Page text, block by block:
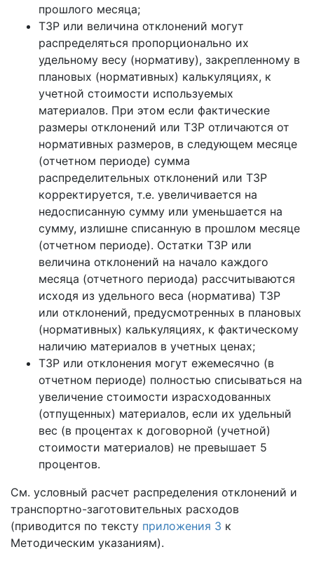
прошлого месяца;
ТЗР или величина отклонений могут
распределяться пропорционально их
удельному весу (нормативу), закрепленному в
плановых (нормативных) калькуляциях, к
учетной стоимости используемых
материалов. При этом если фактические
размеры отклонений или ТЗР отличаются от
нормативных размеров, в следующем месяце
(отчетном периоде) сумма
распределительных отклонений или ТЗР
корректируется, т.е. увеличивается на
недосписанную сумму или уменьшается на
сумму, излишне списанную в прошлом месяце
(отчетном периоде). Остатки ТЗР или
величина отклонений на начало каждого
месяца (отчетного периода) рассчитываются
исходя из удельного веса (норматива) ТЗР
или отклонений, предусмотренных в плановых
(нормативных) калькуляциях, к фактическому
наличию материалов в учетных ценах;
ТЗР или отклонения могут ежемесячно (в
отчетном периоде) полностью списываться на
увеличение стоимости израсходованных
(отпущенных) материалов, если их удельный
вес (в процентах к договорной (учетной)
стоимости материалов) не превышает 5
процентов.
См. условный расчет распределения отклонений и
транспортно-заготовительных расходов
(приводится по тексту приложения 3 к
Методическим указаниям).